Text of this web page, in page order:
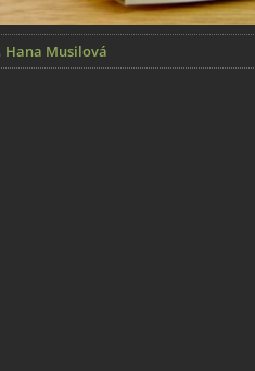
Hana Musilová